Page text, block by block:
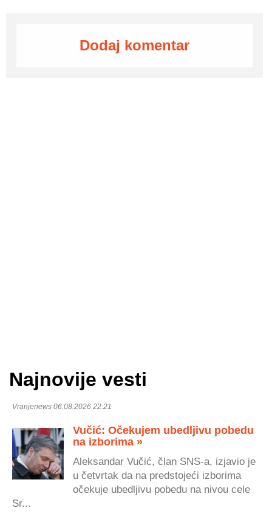
Dodaj komentar
Najnovije vesti
Vranjenews 06.08.2026 22:21
Vučić: Očekujem ubedljivu pobedu
na izborima »
Aleksandar Vučić, član SNS-a, izjavio je
u četvrtak da na predstojeći izborima
očekuje ubedljivu pobedu na nivou cele
Sr...